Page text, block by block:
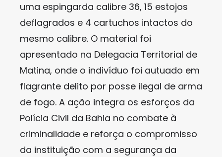
uma espingarda calibre 36, 15 estojos
deflagrados e 4 cartuchos intactos do
mesmo calibre. O material foi
apresentado na Delegacia Territorial de
Matina, onde o indivíduo foi autuado em
flagrante delito por posse ilegal de arma
de fogo. A ação integra os esforços da
Polícia Civil da Bahia no combate à
criminalidade e reforça o compromisso
da instituição com a segurança da